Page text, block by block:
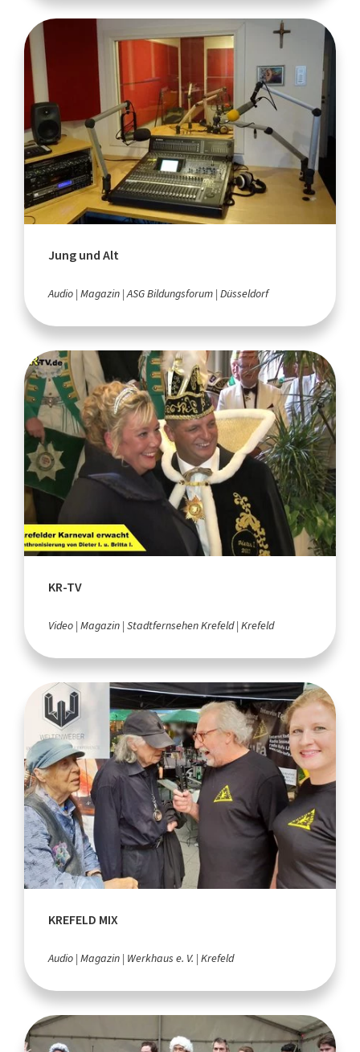
Jung und Alt
Audio Magazin ASG Bildungsforum Düsseldorf
KR-TV
Video Magazin Stadtfernsehen Krefeld Krefeld
KREFELD MIX
Audio Magazin Werkhaus e. V. Krefeld